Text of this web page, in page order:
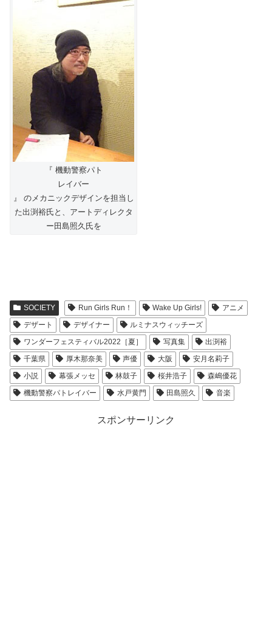
『 機動警察パト
レイバー
』 のメカニックデザインを担当し
た出渕裕氏と、アートディレクタ
ー田島照久氏を
SOCIETY Run Girls Run！ Wake Up Girls!
アニメ
デザート
デザイナー
ルミナスウィッチーズ
ワンダーフェスティバル2022［夏］
写真集
出渕裕
千葉県
厚木那奈美 声優 大阪
安月名莉子
小説
幕張メッセ 林鼓子 桜井浩子
森嶋優花
機動警察パトレイバー
水戸黄門 田島照久 音楽
スポンサーリンク